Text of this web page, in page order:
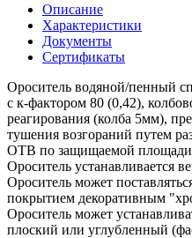
Описание
Характеристики
Документы
Сертификаты
Ороситель водяной/
с к-фактором 80 (0,42),
реагирования (колба 5мм),
тушения возгораний путем
ОТВ по защищаемой
Ороситель устанавливается
Ороситель может
покрытием декоративным
Ороситель может
плоский или углубленный